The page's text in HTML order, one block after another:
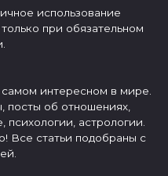
использование
при обязательном
интересном в мире.
посты об отношениях,
психологии, астрологии.
Все статьи подобраны с